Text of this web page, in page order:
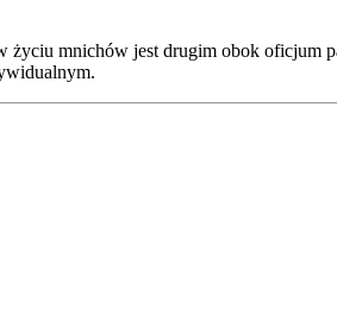
życiu mnichów jest drugim obok oficjum